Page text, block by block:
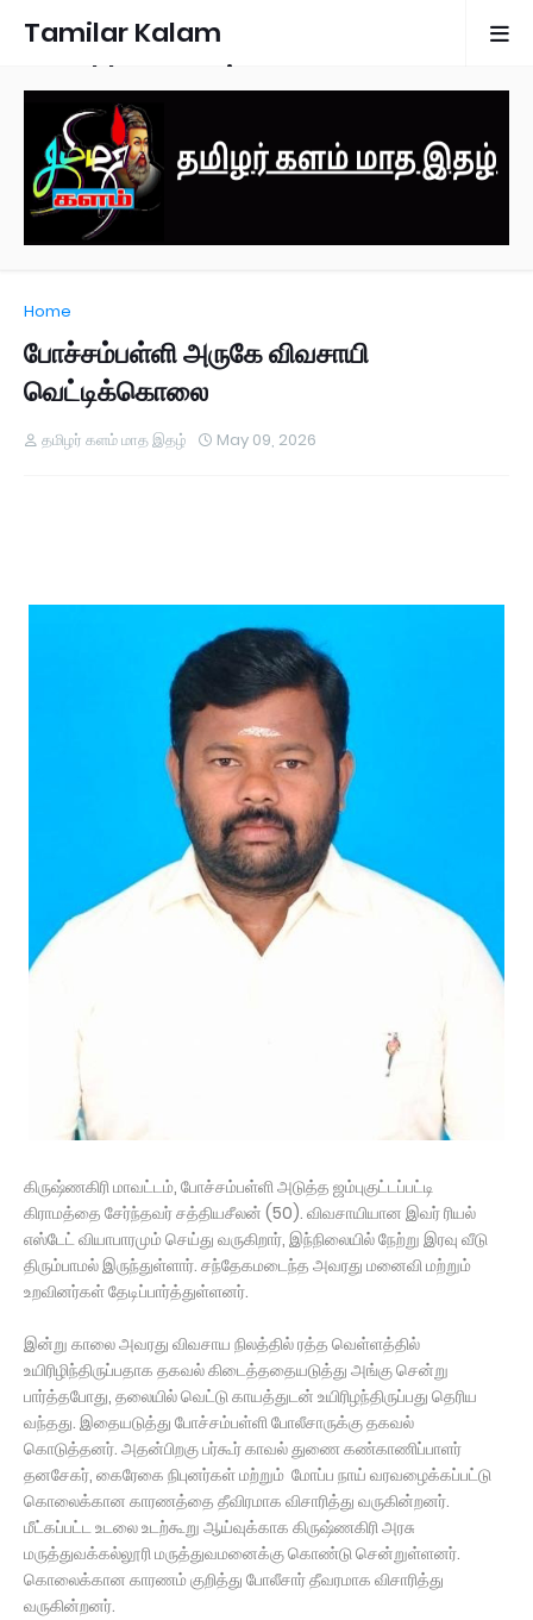
Tamilar Kalam
Monthly Magazine
Home
போச்சம்பள்ளி அருகே விவசாயி
வெட்டிக்கொலை
தமிழர் களம் மாத இதழ் May 09, 2026
கிருஷ்ணகிரி மாவட்டம், போச்சம்பள்ளி அடுத்த ஜம்புகுட்டப்பட்டி
கிராமத்தை சேர்ந்தவர் சத்தியசீலன் (50). விவசாயியான இவர் ரியல்
எஸ்டேட் வியாபாரமும் செய்து வருகிறார், இந்நிலையில் நேற்று இரவு வீடு
திரும்பாமல் இருந்துள்ளார். சந்தேகமடைந்த அவரது மனைவி மற்றும்
உறவினர்கள் தேடிப்பார்த்துள்ளனர்.
இன்று காலை அவரது விவசாய நிலத்தில் ரத்த வெள்ளத்தில்
உயிரிழிந்திருப்பதாக தகவல் கிடைத்ததையடுத்து அங்கு சென்று
பார்த்தபோது, தலையில் வெட்டு காயத்துடன் உயிரிழந்திருப்பது தெரிய
வந்தது. இதையடுத்து போச்சம்பள்ளி போலீசாருக்கு தகவல்
கொடுத்தனர். அதன்பிறகு பர்கூர் காவல் துணை கண்காணிப்பாளர்
தனசேகர், கைரேகை நிபுனர்கள் மற்றும் மோப்ப நாய் வரவழைக்கப்பட்டு
கொலைக்கான காரணத்தை தீவிரமாக விசாரித்து வருகின்றனர்.
மீட்கப்பட்ட உடலை உடற்கூறு ஆய்வுக்காக கிருஷ்ணகிரி அரசு
மருத்துவக்கல்லூரி மருத்துவமனைக்கு கொண்டு சென்றுள்ளனர்.
கொலைக்கான காரணம் குறித்து போலீசார் தீவரமாக விசாரித்து
வருகின்றனர்.